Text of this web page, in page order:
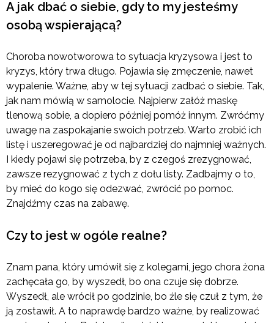
A jak dbać o siebie, gdy to my jesteśmy
osobą wspierającą?
Choroba nowotworowa to sytuacja kryzysowa i jest to
kryzys, który trwa długo. Pojawia się zmęczenie, nawet
wypalenie. Ważne, aby w tej sytuacji zadbać o siebie. Tak,
jak nam mówią w samolocie. Najpierw załóż maskę
tlenową sobie, a dopiero później pomóż innym. Zwróćmy
uwagę na zaspokajanie swoich potrzeb. Warto zrobić ich
listę i uszeregować je od najbardziej do najmniej ważnych.
I kiedy pojawi się potrzeba, by z czegoś zrezygnować,
zawsze rezygnować z tych z dołu listy. Zadbajmy o to,
by mieć do kogo się odezwać, zwrócić po pomoc.
Znajdźmy czas na zabawę.
Czy to jest w ogóle realne?
Znam pana, który umówił się z kolegami, jego chora żona
zachęcała go, by wyszedł, bo ona czuje się dobrze.
Wyszedł, ale wrócił po godzinie, bo źle się czuł z tym, że
ją zostawił. A to naprawdę bardzo ważne, by realizować